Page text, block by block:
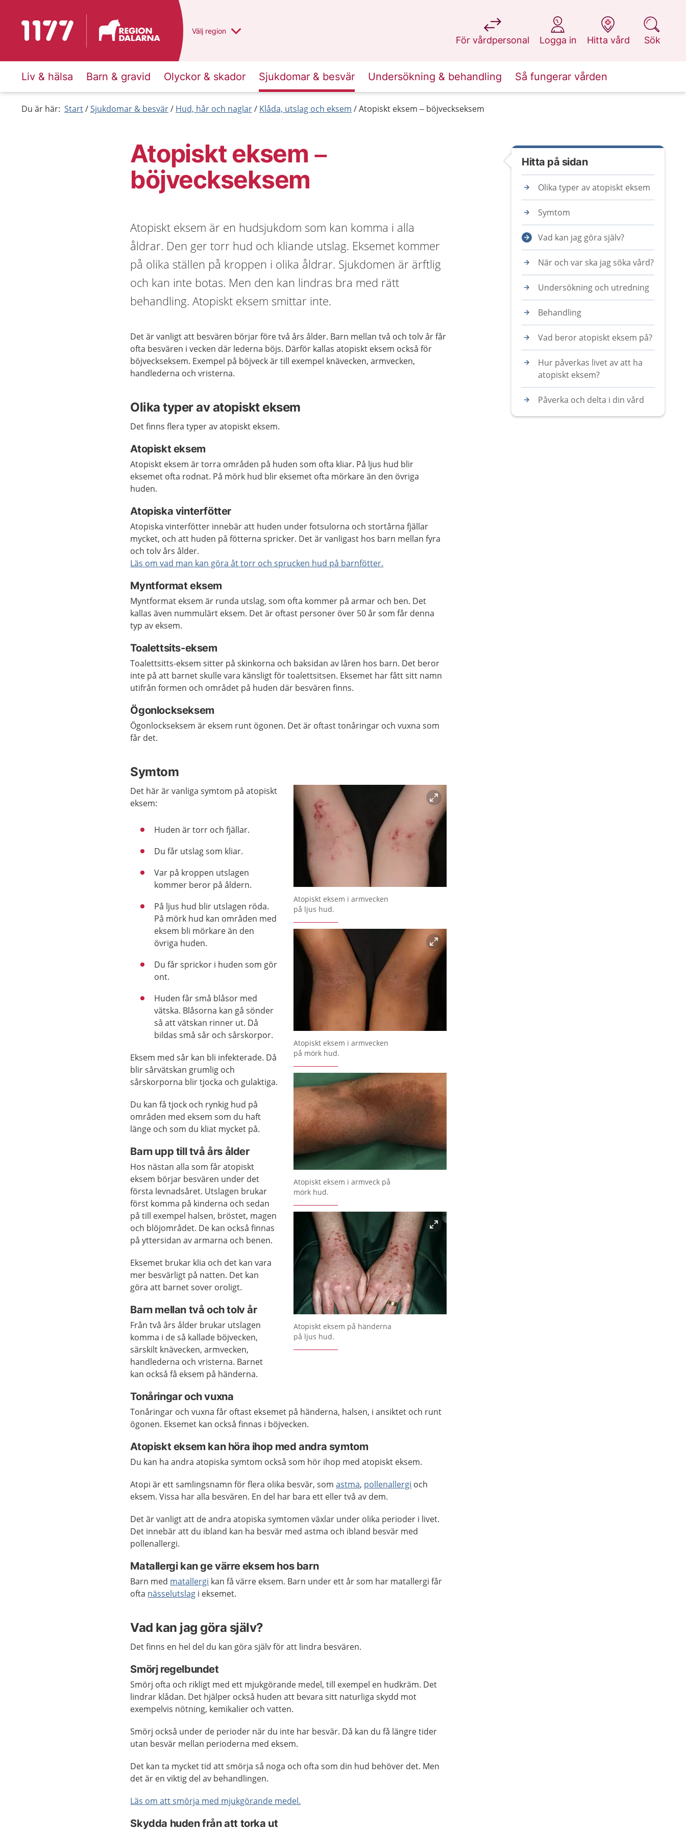
Till startsidan för 1177 Du har valt region
Välj en annan
region
För vårdpersonal
på 1177.se
Logga in
på 1177.se
Hitta vård
på 1177.se
Sök
på 1177.se
Liv & hälsa Barn & gravid Olyckor & skador Sjukdomar & besvär Undersökning & behandling Så fungerar vården
Du är här: Start Sjukdomar & besvär Hud, hår och naglar Klåda, utslag och eksem Atopiskt eksem – böjveckseksem
Atopiskt eksem –
böjveckseksem
Atopiskt eksem är en hudsjukdom som kan komma i alla
åldrar. Den ger torr hud och kliande utslag. Eksemet kommer
på olika ställen på kroppen i olika åldrar. Sjukdomen är ärftlig
och kan inte botas. Men den kan lindras bra med rätt
behandling. Atopiskt eksem smittar inte.
Det är vanligt att besvären börjar före två års ålder. Barn mellan två och tolv år får
ofta besvären i vecken där lederna böjs. Därför kallas atopiskt eksem också för
böjveckseksem. Exempel på böjveck är till exempel knävecken, armvecken,
handlederna och vristerna.
Olika typer av atopiskt eksem
Det finns flera typer av atopiskt eksem.
Atopiskt eksem
Atopiskt eksem är torra områden på huden som ofta kliar. På ljus hud blir
eksemet ofta rodnat. På mörk hud blir eksemet ofta mörkare än den övriga
huden.
Atopiska vinterfötter
Atopiska vinterfötter innebär att huden under fotsulorna och stortårna fjällar
mycket, och att huden på fötterna spricker. Det är vanligast hos barn mellan fyra
och tolv års ålder.
Läs om vad man kan göra åt torr och sprucken hud på barnfötter.
Myntformat eksem
Myntformat eksem är runda utslag, som ofta kommer på armar och ben. Det
kallas även nummulärt eksem. Det är oftast personer över 50 år som får denna
typ av eksem.
Toalettsits-eksem
Toalettsitts-eksem sitter på skinkorna och baksidan av låren hos barn. Det beror
inte på att barnet skulle vara känsligt för toalettsitsen. Eksemet har fått sitt namn
utifrån formen och området på huden där besvären finns.
Ögonlockseksem
Ögonlockseksem är eksem runt ögonen. Det är oftast tonåringar och vuxna som
får det.
Symtom
Förstora bilden
Atopiskt eksem i armvecken
på ljus hud.
Förstora bilden
Atopiskt eksem i armvecken
på mörk hud.
Atopiskt eksem i armveck på
mörk hud.
Förstora bilden
Atopiskt eksem på händerna
på ljus hud.
Det här är vanliga symtom på atopiskt
eksem:
Huden är torr och fjällar.
Du får utslag som kliar.
Var på kroppen utslagen
kommer beror på åldern.
På ljus hud blir utslagen röda.
På mörk hud kan områden med
eksem bli mörkare än den
övriga huden.
Du får sprickor i huden som gör
ont.
Huden får små blåsor med
vätska. Blåsorna kan gå sönder
så att vätskan rinner ut. Då
bildas små sår och sårskorpor.
Eksem med sår kan bli infekterade. Då
blir sårvätskan grumlig och
sårskorporna blir tjocka och gulaktiga.
Du kan få tjock och rynkig hud på
områden med eksem som du haft
länge och som du kliat mycket på.
Barn upp till två års ålder
Hos nästan alla som får atopiskt
eksem börjar besvären under det
första levnadsåret. Utslagen brukar
först komma på kinderna och sedan
på till exempel halsen, bröstet, magen
och blöjområdet. De kan också finnas
på yttersidan av armarna och benen.
Eksemet brukar klia och det kan vara
mer besvärligt på natten. Det kan
göra att barnet sover oroligt.
Barn mellan två och tolv år
Från två års ålder brukar utslagen
komma i de så kallade böjvecken,
särskilt knävecken, armvecken,
handlederna och vristerna. Barnet
kan också få eksem på händerna.
Tonåringar och vuxna
Tonåringar och vuxna får oftast eksemet på händerna, halsen, i ansiktet och runt
ögonen. Eksemet kan också finnas i böjvecken.
Atopiskt eksem kan höra ihop med andra symtom
Du kan ha andra atopiska symtom också som hör ihop med atopiskt eksem.
Atopi är ett samlingsnamn för flera olika besvär, somastma, pollenallergi och
eksem. Vissa har alla besvären. En del har bara ett eller två av dem.
Det är vanligt att de andra atopiska symtomen växlar under olika perioder i livet.
Det innebär att du ibland kan ha besvär med astma och ibland besvär med
pollenallergi.
Matallergi kan ge värre eksem hos barn
Barn med matallergi kan få värre eksem. Barn under ett år som har matallergi får
ofta nässelutslag i eksemet.
Vad kan jag göra själv?
Det finns en hel del du kan göra själv för att lindra besvären.
Smörj regelbundet
Smörj ofta och rikligt med ett mjukgörande medel, till exempel en hudkräm. Det
lindrar klådan. Det hjälper också huden att bevara sitt naturliga skydd mot
exempelvis nötning, kemikalier och vatten.
Smörj också under de perioder när du inte har besvär. Då kan du få längre tider
utan besvär mellan perioderna med eksem.
Det kan ta mycket tid att smörja så noga och ofta som din hud behöver det. Men
det är en viktig del av behandlingen.
Läs om att smörja med mjukgörande medel.
Skydda huden från att torka ut
Hitta på sidan
Olika typer av atopiskt eksem
Symtom
Vad kan jag göra själv?
När och var ska jag söka vård?
Undersökning och utredning
Behandling
Vad beror atopiskt eksem på?
Hur påverkas livet av att ha
atopiskt eksem?
Påverka och delta i din vård